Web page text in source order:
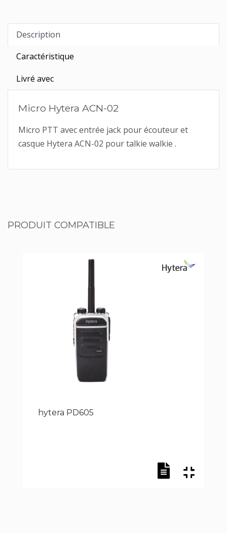
Description
Caractéristique
Livré avec
Micro Hytera ACN-02
Micro PTT avec entrée jack pour écouteur et
casque Hytera ACN-02 pour talkie walkie .
PRODUIT COMPATIBLE
hytera PD605